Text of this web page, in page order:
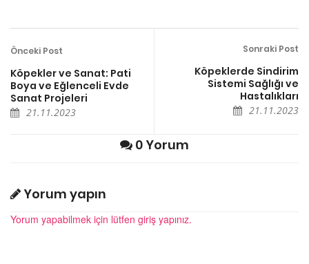
Önceki Post
Köpekler ve Sanat: Pati
Boya ve Eğlenceli Evde
Sanat Projeleri
21.11.2023
Sonraki Post
Köpeklerde Sindirim
Sistemi Sağlığı ve
Hastalıkları
21.11.2023
0 Yorum
Yorum yapın
Yorum yapabilmek için lütfen giriş yapınız.